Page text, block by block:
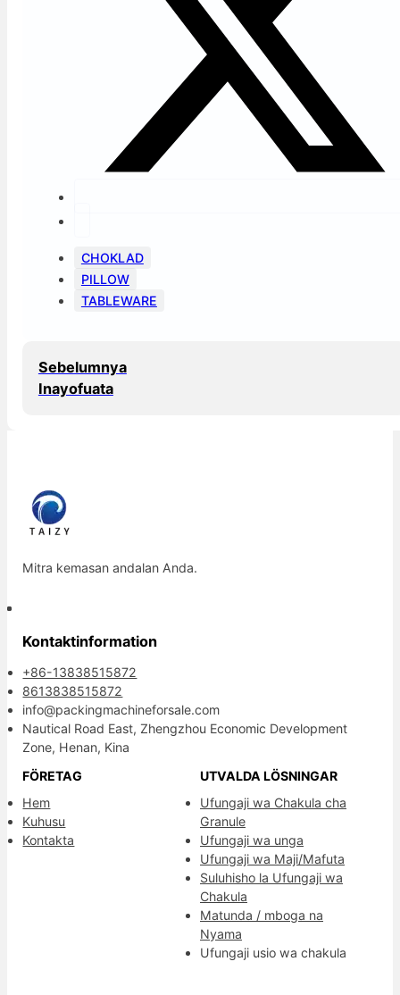
CHOKLAD
PILLOW
TABLEWARE
Sebelumnya
Inayofuata
Mitra kemasan andalan Anda.
Kontaktinformation
+86-13838515872
8613838515872
info@packingmachineforsale.com
Nautical Road East, Zhengzhou Economic Development
Zone, Henan, Kina
FÖRETAG
Hem
Kuhusu
Kontakta
UTVALDA LÖSNINGAR
Ufungaji wa Chakula cha
Granule
Ufungaji wa unga
Ufungaji wa Maji/Mafuta
Suluhisho la Ufungaji wa
Chakula
Matunda / mboga na
Nyama
Ufungaji usio wa chakula